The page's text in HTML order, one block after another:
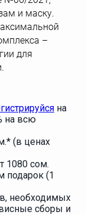
и маску.
–
для
на
на всю
(в ценах
1080 сом.
подарок (1
необходимых
сборы и